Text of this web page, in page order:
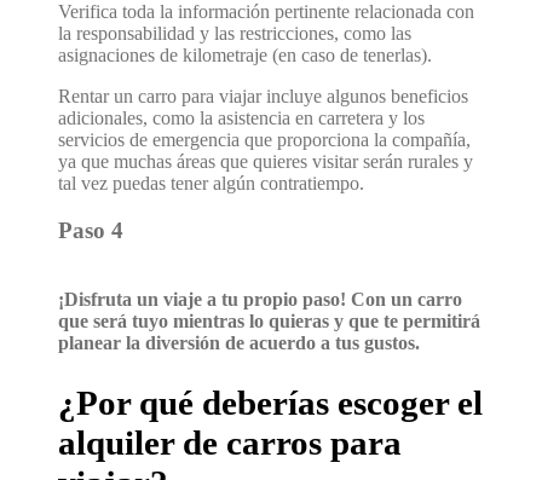
Verifica toda la información pertinente relacionada con
la responsabilidad y las restricciones, como las
asignaciones de kilometraje (en caso de tenerlas).
Rentar un carro para viajar incluye algunos beneficios
adicionales, como la asistencia en carretera y los
servicios de emergencia que proporciona la compañía,
ya que muchas áreas que quieres visitar serán rurales y
tal vez puedas tener algún contratiempo.
Paso 4
¡Disfruta un viaje a tu propio paso! Con un carro
que será tuyo mientras lo quieras y que te permitirá
planear la diversión de acuerdo a tus gustos.
¿Por qué deberías escoger el
alquiler de carros para